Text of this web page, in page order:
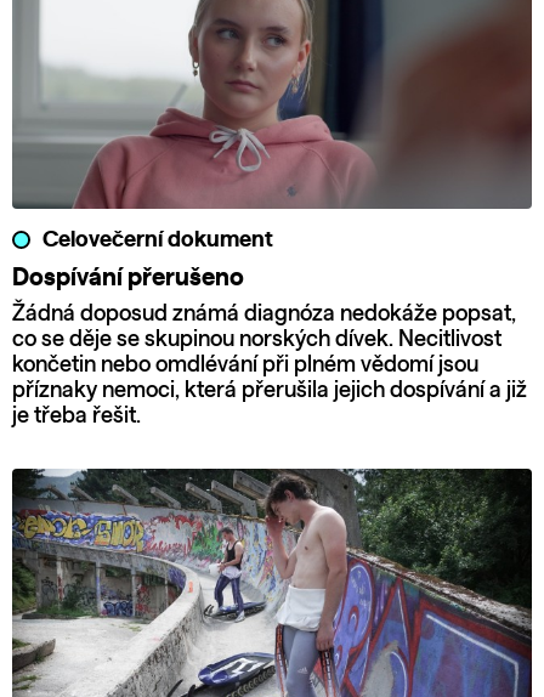
Celovečerní dokument
Dospívání přerušeno
Žádná doposud známá diagnóza nedokáže popsat,
co se děje se skupinou norských dívek. Necitlivost
končetin nebo omdlévání při plném vědomí jsou
příznaky nemoci, která přerušila jejich dospívání a již
je třeba řešit.